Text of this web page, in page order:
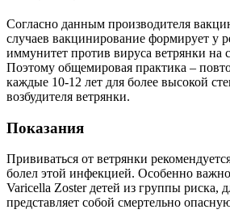
Согласно данным производителя
случаев вакцинирование формирует у
иммунитет против вируса ветрянки на
Поэтому общемировая практика –
каждые 10-12 лет для более высокой
возбудителя ветрянки.
Показания
Прививаться от ветрянки
болел этой инфекцией. Особенно
Varicella Zoster детей из группы риска,
представляет собой смертельно